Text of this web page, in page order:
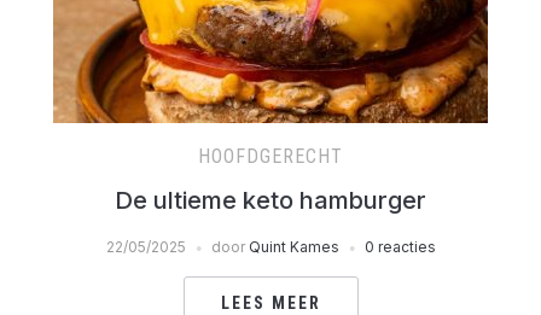
HOOFDGERECHT
De ultieme keto hamburger
22/05/2025 door Quint Kames 0 reacties
LEES MEER